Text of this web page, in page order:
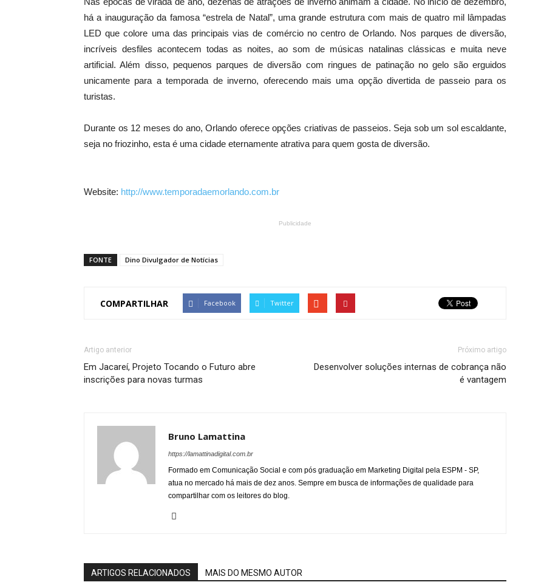
há a inauguração da famosa “estrela de Natal”, uma grande estrutura com mais de quatro mil lâmpadas
LED que colore uma das principais vias de comércio no centro de Orlando. Nos parques de diversão,
incríveis desfiles acontecem todas as noites, ao som de músicas natalinas clássicas e muita neve
artificial. Além disso, pequenos parques de diversão com ringues de patinação no gelo são erguidos
unicamente para a temporada de inverno, oferecendo mais uma opção divertida de passeio para os
turistas.
Durante os 12 meses do ano, Orlando oferece opções criativas de passeios. Seja sob um sol escaldante,
seja no friozinho, esta é uma cidade eternamente atrativa para quem gosta de diversão.
Website: http://www.temporadaemorlando.com.br
Publicidade
FONTE Dino Divulgador de Notícias
COMPARTILHAR Facebook Twitter
Artigo anterior
Em Jacareí, Projeto Tocando o Futuro abre
inscrições para novas turmas
Próximo artigo
Desenvolver soluções internas de cobrança não
é vantagem
Bruno Lamattina
https://lamattinadigital.com.br
Formado em Comunicação Social e com pós graduação em Marketing Digital pela ESPM - SP,
atua no mercado há mais de dez anos. Sempre em busca de informações de qualidade para
compartilhar com os leitores do blog.
ARTIGOS RELACIONADOS MAIS DO MESMO AUTOR